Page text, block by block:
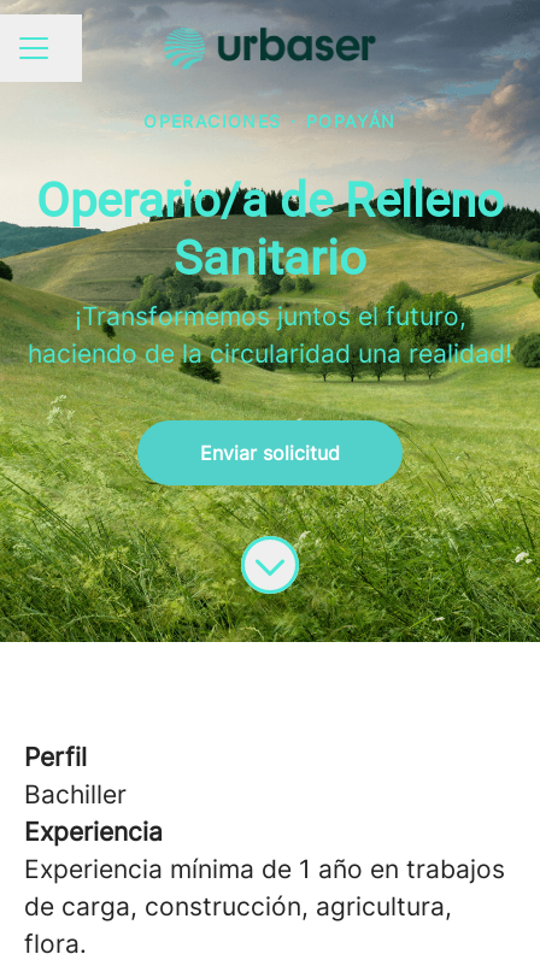
MENÚ DE EMPLEO
Compartir página
OPERACIONES · POPAYÁN
Operario/a de Relleno
Sanitario
¡Transformemos juntos el futuro,
haciendo de la circularidad una realidad!
Enviar solicitud
Perfil
Bachiller
Experiencia
Experiencia mínima de 1 año en trabajos
de carga, construcción, agricultura,
flora.